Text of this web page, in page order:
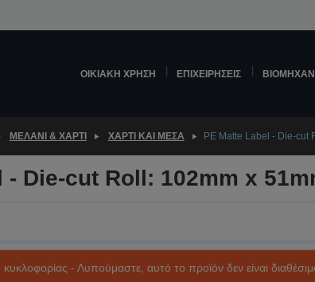
ΟΙΚΙΑΚΉ ΧΡΉΣΗ ΕΠΙΧΕΙΡΉΣΕΙΣ
ΜΕΛΆΝΙ & ΧΑΡΤΊ ΧΑΡΤΊ ΚΑΙ ΜΈΣΑ PE Matte Label - Die-cut
- Die-cut Roll: 102mm x
κυκλοφορίας - Λυπούμαστε, αυτό το προϊόν δεν είναι